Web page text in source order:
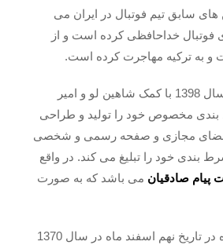
های سابق تیم فوتبال در ایران می
فوتبال خداحافظی کرده است و از
و به ترکیه مهاجرت کرده است.
او در تاریخ سی تیر ماه در سال 1398 با کمک شاهین لو و امیر
مخصوص خود را تولید و طراحی
فضای مجازی و صفحه رسمی و شخصی
بندی خود را تبلیغ می کند. در واقع
پیام صادقیان می باشد که به صورت
پیام صادقیان که متولد شده در تاریخ نهم اسفند ماه در سال 1370